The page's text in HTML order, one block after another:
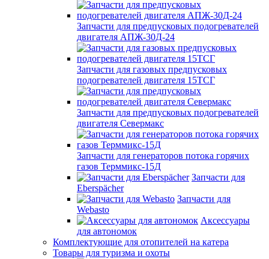
Запчасти для предпусковых подогревателей
двигателя АПЖ-30Д-24
Запчасти для газовых предпусковых
подогревателей двигателя 15ТСГ
Запчасти для предпусковых подогревателей
двигателя Севермакс
Запчасти для генераторов потока горячих
газов Терммикс-15Д
Запчасти для
Eberspächer
Запчасти для
Webasto
Аксессуары
для автономок
Комплектующие для отопителей на катера
Товары для туризма и охоты